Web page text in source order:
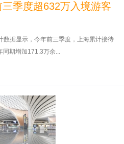
季度超632万入境游客
数据显示，今年前三季度，上海累计接待
同期增加171.3万余...